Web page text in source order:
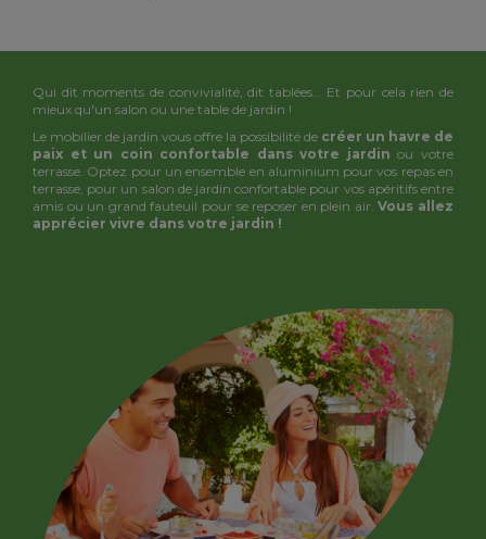
Qui dit moments de convivialité, dit tablées... Et pour cela rien de
mieux qu'un salon ou une table de jardin !
Le mobilier de jardin vous offre la possibilité de créer un havre de
paix et un coin confortable dans votre jardin ou votre
terrasse. Optez pour un ensemble en aluminium pour vos repas en
terrasse, pour un salon de jardin confortable pour vos apéritifs entre
amis ou un grand fauteuil pour se reposer en plein air.Vous allez
apprécier vivre dans votre jardin !